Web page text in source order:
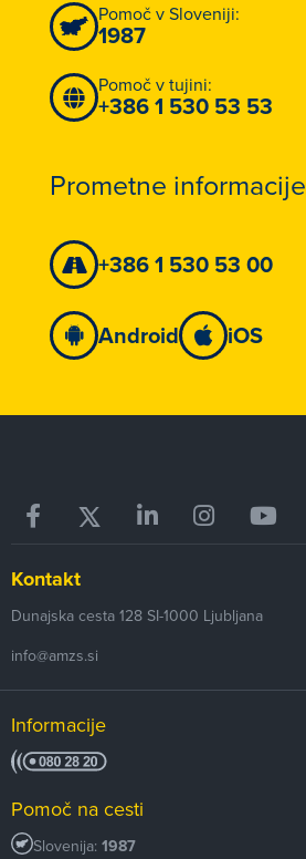
Pomoč v Sloveniji:
1987
Pomoč v tujini:
+386 1 530 53 53
Prometne informacije
+386 1 530 53 00
Android iOS
Kontakt
Dunajska cesta 128 SI-1000 Ljubljana
info@amzs.si
Informacije
Pomoč na cesti
Slovenija: 1987